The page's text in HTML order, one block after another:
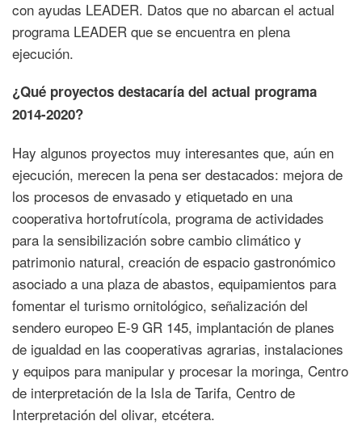
con ayudas LEADER. Datos que no abarcan el actual
programa LEADER que se encuentra en plena
ejecución.
¿Qué proyectos destacaría del actual programa
2014-2020?
Hay algunos proyectos muy interesantes que, aún en
ejecución, merecen la pena ser destacados: mejora de
los procesos de envasado y etiquetado en una
cooperativa hortofrutícola, programa de actividades
para la sensibilización sobre cambio climático y
patrimonio natural, creación de espacio gastronómico
asociado a una plaza de abastos, equipamientos para
fomentar el turismo ornitológico, señalización del
sendero europeo E-9 GR 145, implantación de planes
de igualdad en las cooperativas agrarias, instalaciones
y equipos para manipular y procesar la moringa, Centro
de interpretación de la Isla de Tarifa, Centro de
Interpretación del olivar, etcétera.